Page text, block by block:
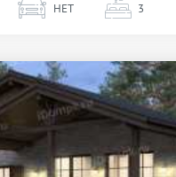
НЕТ 3